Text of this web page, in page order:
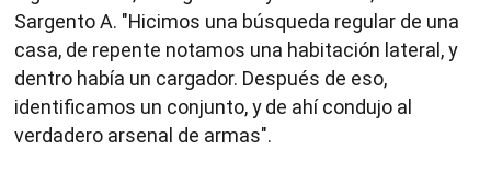
Sargento A. "Hicimos una búsqueda regular de una
casa, de repente notamos una habitación lateral, y
dentro había un cargador. Después de eso,
identificamos un conjunto, y de ahí condujo al
verdadero arsenal de armas".